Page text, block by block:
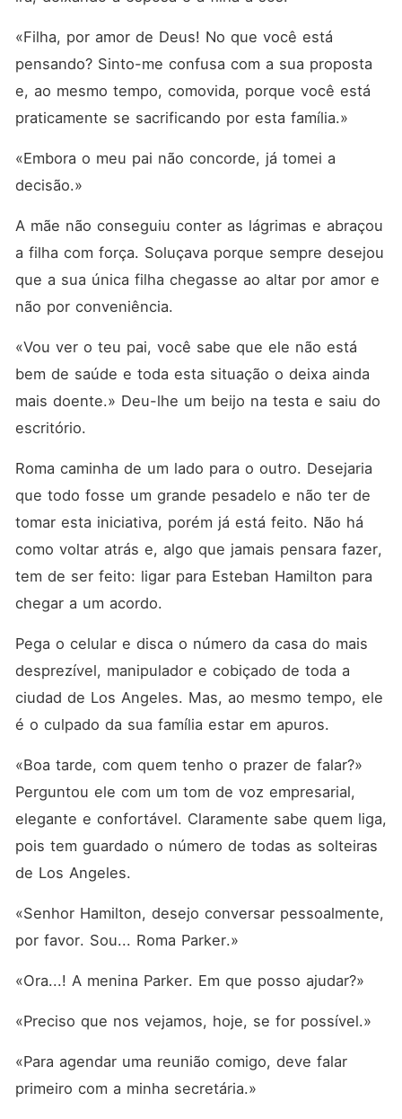
«Filha, por amor de Deus! No que você está
pensando? Sinto-me confusa com a sua proposta
e, ao mesmo tempo, comovida, porque você está
praticamente se sacrificando por esta família.»
«Embora o meu pai não concorde, já tomei a
decisão.»
A mãe não conseguiu conter as lágrimas e abraçou
a filha com força. Soluçava porque sempre desejou
que a sua única filha chegasse ao altar por amor e
não por conveniência.
«Vou ver o teu pai, você sabe que ele não está
bem de saúde e toda esta situação o deixa ainda
mais doente.» Deu-lhe um beijo na testa e saiu do
escritório.
Roma caminha de um lado para o outro. Desejaria
que todo fosse um grande pesadelo e não ter de
tomar esta iniciativa, porém já está feito. Não há
como voltar atrás e, algo que jamais pensara fazer,
tem de ser feito: ligar para Esteban Hamilton para
chegar a um acordo.
Pega o celular e disca o número da casa do mais
desprezível, manipulador e cobiçado de toda a
ciudad de Los Angeles. Mas, ao mesmo tempo, ele
é o culpado da sua família estar em apuros.
«Boa tarde, com quem tenho o prazer de falar?»
Perguntou ele com um tom de voz empresarial,
elegante e confortável. Claramente sabe quem liga,
pois tem guardado o número de todas as solteiras
de Los Angeles.
«Senhor Hamilton, desejo conversar pessoalmente,
por favor. Sou... Roma Parker.»
«Ora...! A menina Parker. Em que posso ajudar?»
«Preciso que nos vejamos, hoje, se for possível.»
«Para agendar uma reunião comigo, deve falar
primeiro com a minha secretária.»